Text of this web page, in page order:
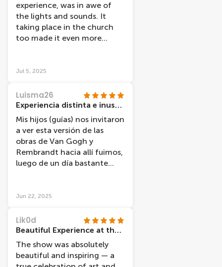
experience, was in awe of
the lights and sounds. It
taking place in the church
too made it even more
a star!
Jul 5, 2025
Luisma26
Experiencia distinta e inusual !!!
Mis hijos (guías) nos invitaron
a ver esta versión de las
obras de Van Gogh y
Rembrandt hacia allí fuimos,
luego de un día bastante
cuando entramos y era una
que eran imágenes de las
obras, mucha, mucha gente
joven nos sentíamos fuera
del entorno, decidimos
sentarnos en los bancos de
Jun 22, 2025
Lik0d
Beautiful Experience at the Van Gogh and Rembrandt Museums in amsterdam ✨️
The show was absolutely
beautiful and inspiring — a